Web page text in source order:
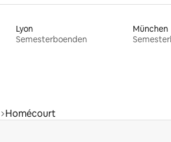
Lyon
Semesterboenden
München
Homécourt